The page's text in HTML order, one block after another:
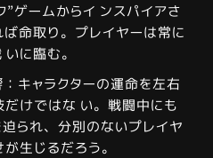
ゲームからイ ンスパイアさ
命取り。プレイヤーは常に
に臨む。
キャラクターの運命を左右
けではな い。戦闘中にも
られ、分別のないプレイヤ
生じるだろう。